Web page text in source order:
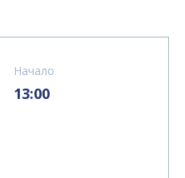
Начало
13:00